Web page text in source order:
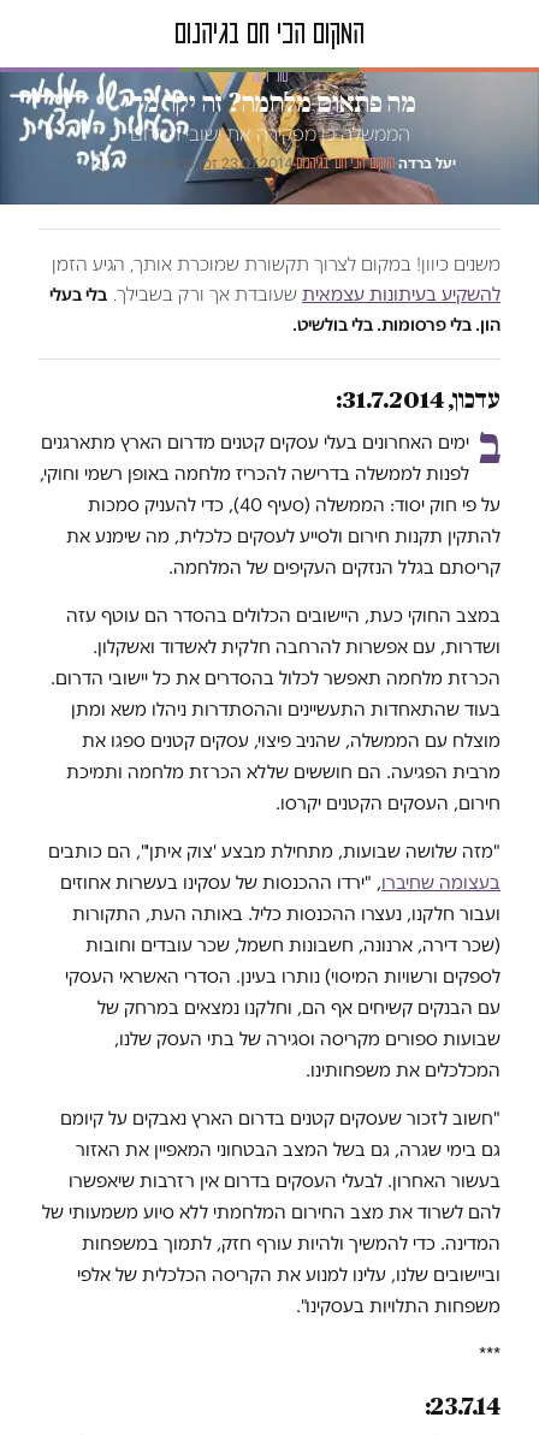
טור דעה
מה פתאום מלחמה? זה יקר מדי
הממשלה כן מפקירה את ישובי הדרום
יעל ברדה·המקום הכי חם בגיהנום·
23.07.2014
·זמן קריאה 6 דק׳
משנים כיוון! במקום לצרוך תקשורת שמוכרת אותך, הגיע הזמן
להשקיע בעיתונות עצמאית שעובדת אך ורק בשבילך. בלי בעלי
הון. בלי פרסומות. בלי בולשיט.
עדכון, 31.7.2014:
ב ימים האחרונים בעלי עסקים קטנים מדרום הארץ מתארגנים
לפנות לממשלה בדרישה להכריז מלחמה באופן רשמי וחוקי,
על פי חוק יסוד: הממשלה (סעיף 40), כדי להעניק סמכות
להתקין תקנות חירום ולסייע לעסקים כלכלית, מה שימנע את
קריסתם בגלל הנזקים העקיפים של המלחמה.
במצב החוקי כעת, היישובים הכלולים בהסדר הם עוטף עזה
ושדרות, עם אפשרות להרחבה חלקית לאשדוד ואשקלון.
הכרזת מלחמה תאפשר לכלול בהסדרים את כל יישובי הדרום.
בעוד שהתאחדות התעשיינים וההסתדרות ניהלו משא ומתן
מוצלח עם הממשלה, שהניב פיצוי, עסקים קטנים ספגו את
מרבית הפגיעה. הם חוששים שללא הכרזת מלחמה ותמיכת
חירום, העסקים הקטנים יקרסו.
"מזה שלושה שבועות, מתחילת מבצע 'צוק איתן'", הם כותבים
בעצומה שחיברו, "ירדו ההכנסות של עסקינו בעשרות אחוזים
ועבור חלקנו, נעצרו ההכנסות כליל. באותה העת, התקורות
(שכר דירה, ארנונה, חשבונות חשמל, שכר עובדים וחובות
לספקים ורשויות המיסוי) נותרו בעינן. הסדרי האשראי העסקי
עם הבנקים קשיחים אף הם, וחלקנו נמצאים במרחק של
שבועות ספורים מקריסה וסגירה של בתי העסק שלנו,
המכלכלים את משפחותינו.
"חשוב לזכור שעסקים קטנים בדרום הארץ נאבקים על קיומם
גם בימי שגרה, גם בשל המצב הבטחוני המאפיין את האזור
בעשור האחרון. לבעלי העסקים בדרום אין רזרבות שיאפשרו
להם לשרוד את מצב החירום המלחמתי ללא סיוע משמעותי של
המדינה. כדי להמשיך ולהיות עורף חזק, לתמוך במשפחות
וביישובים שלנו, עלינו למנוע את הקריסה הכלכלית של אלפי
משפחות התלויות בעסקינו".
***
23.7.14: